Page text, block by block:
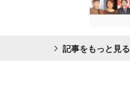
記事をもっと見る